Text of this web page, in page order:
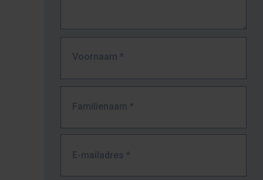
Voornaam *
Familienaam *
E-mailadres *